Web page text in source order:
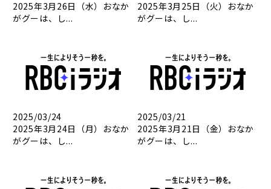
2025年3月26日（水）おなか
がグーは、し...
2025年3月25日（火）おなか
がグーは、し...
2025/03/24
2025年3月24日（月）おなか
がグーは、し...
2025/03/21
2025年3月21日（金）おなか
がグーは、し...